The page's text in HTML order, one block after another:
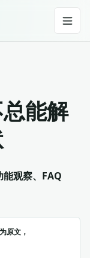
能解
观察、FAQ
原文，